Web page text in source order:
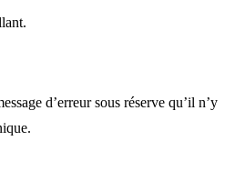
d’erreur sous réserve qu’il n’y